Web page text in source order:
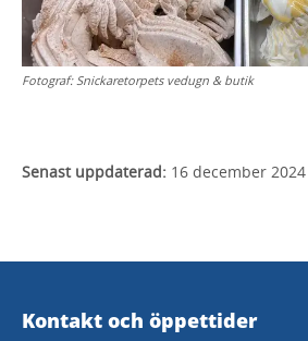
Fotograf: Snickaretorpets vedugn & butik
Senast uppdaterad: 16 december 2024
Kontakt och öppettider